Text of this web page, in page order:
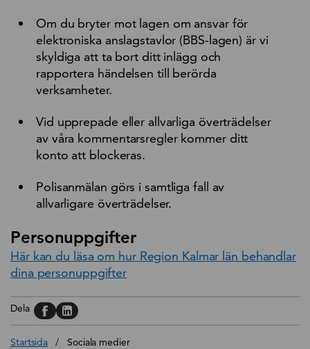
Om du bryter mot lagen om ansvar för
elektroniska anslagstavlor (BBS-lagen) är vi
skyldiga att ta bort ditt inlägg och
rapportera händelsen till berörda
verksamheter.
Vid upprepade eller allvarliga överträdelser
av våra kommentarsregler kommer ditt
konto att blockeras.
Polisanmälan görs i samtliga fall av
allvarligare överträdelser.
Personuppgifter
Här kan du läsa om hur Region Kalmar län behandlar
dina personuppgifter
Dela Dela på, Facebook
Dela på, Linkedin
Startsida / Sociala medier